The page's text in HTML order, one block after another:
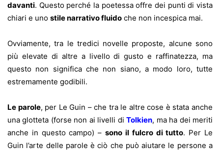
davanti. Questo perché la poetessa offre dei punti di vista
chiari e uno stile narrativo fluido che non incespica mai.
Ovviamente, tra le tredici novelle proposte, alcune sono
più elevate di altre a livello di gusto e raffinatezza, ma
questo non significa che non siano, a modo loro, tutte
estremamente godibili.
Le parole, per Le Guin – che tra le altre cose è stata anche
una glotteta (forse non ai livelli diTolkien, ma ha dei meriti
anche in questo campo) –sono il fulcro di tutto. Per Le
Guin l’arte delle parole è ciò che può aiutare le persone a